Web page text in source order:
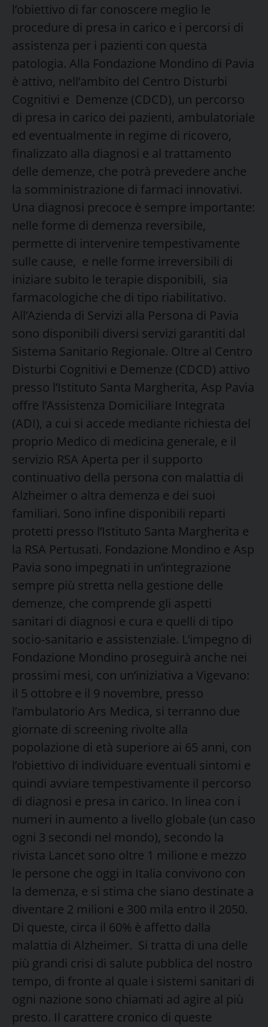
l’obiettivo di far conoscere meglio le
procedure di presa in carico e i percorsi di
assistenza per i pazienti con questa
patologia. Alla Fondazione Mondino di Pavia
è attivo, nell’ambito del Centro Disturbi
Cognitivi e Demenze (CDCD), un percorso
di presa in carico dei pazienti, ambulatoriale
ed eventualmente in regime di ricovero,
finalizzato alla diagnosi e al trattamento
delle demenze, che potrà prevedere anche
la somministrazione di farmaci innovativi.
Una diagnosi precoce è sempre importante:
nelle forme di demenza reversibile,
permette di intervenire tempestivamente
sulle cause, e nelle forme irreversibili di
iniziare subito le terapie disponibili, sia
farmacologiche che di tipo riabilitativo.
All’Azienda di Servizi alla Persona di Pavia
sono disponibili diversi servizi garantiti dal
Sistema Sanitario Regionale. Oltre al Centro
Disturbi Cognitivi e Demenze (CDCD) attivo
presso l’Istituto Santa Margherita, Asp Pavia
offre l’Assistenza Domiciliare Integrata
(ADI), a cui si accede mediante richiesta del
proprio Medico di medicina generale, e il
servizio RSA Aperta per il supporto
continuativo della persona con malattia di
Alzheimer o altra demenza e dei suoi
familiari. Sono infine disponibili reparti
protetti presso l’Istituto Santa Margherita e
la RSA Pertusati. Fondazione Mondino e Asp
Pavia sono impegnati in un’integrazione
sempre più stretta nella gestione delle
demenze, che comprende gli aspetti
sanitari di diagnosi e cura e quelli di tipo
socio-sanitario e assistenziale. L’impegno di
Fondazione Mondino proseguirà anche nei
prossimi mesi, con un’iniziativa a Vigevano:
il 5 ottobre e il 9 novembre, presso
l’ambulatorio Ars Medica, si terranno due
giornate di screening rivolte alla
popolazione di età superiore ai 65 anni, con
l’obiettivo di individuare eventuali sintomi e
quindi avviare tempestivamente il percorso
di diagnosi e presa in carico. In linea con i
numeri in aumento a livello globale (un caso
ogni 3 secondi nel mondo), secondo la
rivista Lancet sono oltre 1 milione e mezzo
le persone che oggi in Italia convivono con
la demenza, e si stima che siano destinate a
diventare 2 milioni e 300 mila entro il 2050.
Di queste, circa il 60% è affetto dalla
malattia di Alzheimer. Si tratta di una delle
più grandi crisi di salute pubblica del nostro
tempo, di fronte al quale i sistemi sanitari di
ogni nazione sono chiamati ad agire al più
presto. Il carattere cronico di queste